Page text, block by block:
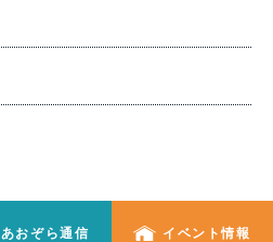
あおぞら通信 イベント情報